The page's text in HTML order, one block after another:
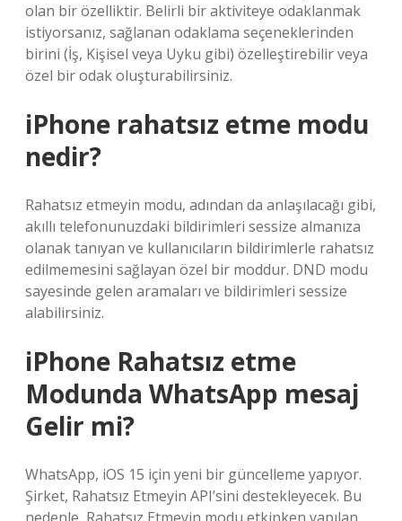
olan bir özelliktir. Belirli bir aktiviteye odaklanmak
istiyorsanız, sağlanan odaklama seçeneklerinden
birini (İş, Kişisel veya Uyku gibi) özelleştirebilir veya
özel bir odak oluşturabilirsiniz.
iPhone rahatsız etme modu
nedir?
Rahatsız etmeyin modu, adından da anlaşılacağı gibi,
akıllı telefonunuzdaki bildirimleri sessize almanıza
olanak tanıyan ve kullanıcıların bildirimlerle rahatsız
edilmemesini sağlayan özel bir moddur. DND modu
sayesinde gelen aramaları ve bildirimleri sessize
alabilirsiniz.
iPhone Rahatsız etme
Modunda WhatsApp mesaj
Gelir mi?
WhatsApp, iOS 15 için yeni bir güncelleme yapıyor.
Şirket, Rahatsız Etmeyin API’sini destekleyecek. Bu